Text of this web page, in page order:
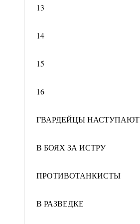
13
14
15
16
ГВАРДЕЙЦЫ НАСТУПАЮТ
В БОЯХ ЗА ИСТРУ
ПРОТИВОТАНКИСТЫ
В РАЗВЕДКЕ